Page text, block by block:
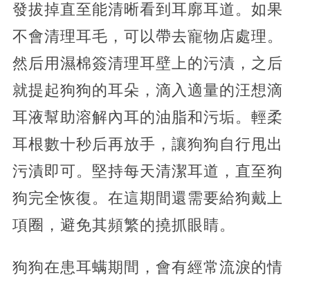
發拔掉直至能清晰看到耳廓耳道。如果
不會清理耳毛，可以帶去寵物店處理。
然后用濕棉簽清理耳壁上的污漬，之后
就提起狗狗的耳朵，滴入適量的汪想滴
耳液幫助溶解內耳的油脂和污垢。輕柔
耳根數十秒后再放手，讓狗狗自行甩出
污漬即可。堅持每天清潔耳道，直至狗
狗完全恢復。在這期間還需要給狗戴上
項圈，避免其頻繁的撓抓眼睛。
狗狗在患耳螨期間，會有經常流淚的情